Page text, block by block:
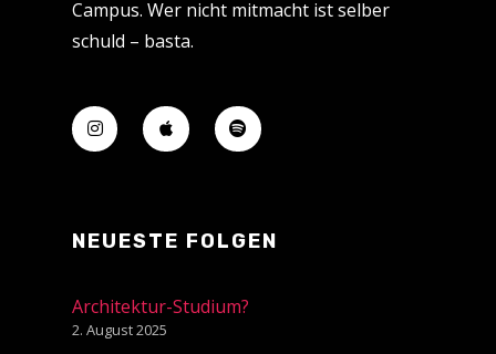
Campus. Wer nicht mitmacht ist selber
schuld – basta.
NEUESTE FOLGEN
Architektur-Studium?
2. August 2025